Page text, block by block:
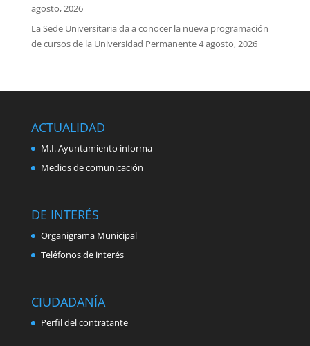
agosto, 2026
La Sede Universitaria da a conocer la nueva programación
de cursos de la Universidad Permanente4 agosto, 2026
ACTUALIDAD
M.I. Ayuntamiento informa
Medios de comunicación
DE INTERÉS
Organigrama Municipal
Teléfonos de interés
CIUDADANÍA
Perfil del contratante